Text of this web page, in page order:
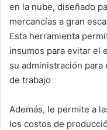
en la nube, diseñado
mercancías a gran
Esta herramienta
insumos para evitar el
su administración
de trabajo
Además, le permite a
los costos de